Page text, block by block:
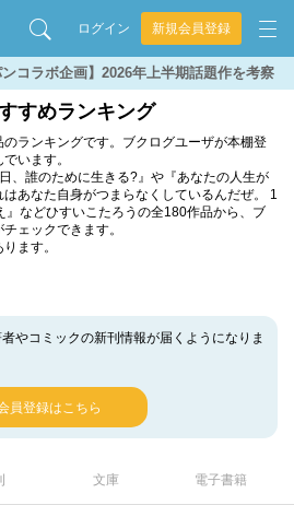
ログイン 新規会員登録
ンコラボ企画】2026年上半期話題作を考察
すめランキング
ランキングです。ブクログユーザが本棚登
います。
、誰のために生きる?』や『あなたの人生が
あなた自身がつまらなくしているんだぜ。 1
などひすいこたろうの全180作品から、ブ
ェックできます。
ます。
やコミックの新刊情報が届くようになりま
員登録はこちら
文庫 電子書籍